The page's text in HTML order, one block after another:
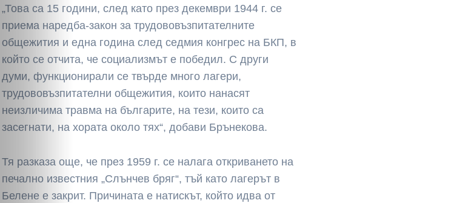
„Това са 15 години, след като през декември 1944 г. се
приема наредба-закон за трудововъзпитателните
общежития и една година след седмия конгрес на БКП, в
който се отчита, че социализмът е победил. С други
думи, функционирали се твърде много лагери,
трудововъзпитателни общежития, които нанасят
неизличима травма на българите, на тези, които са
засегнати, на хората около тях“, добави Брънекова.
Тя разказа още, че през 1959 г. се налага откриването на
печално известния „Слънчев бряг“, тъй като лагерът в
Белене е закрит. Причината е натискът, който идва от